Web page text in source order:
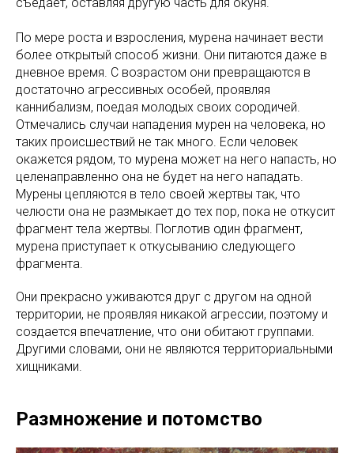
По мере роста и взросления, мурена начинает вести
более открытый способ жизни. Они питаются даже в
дневное время. С возрастом они превращаются в
достаточно агрессивных особей, проявляя
каннибализм, поедая молодых своих сородичей.
Отмечались случаи нападения мурен на человека, но
таких происшествий не так много. Если человек
окажется рядом, то мурена может на него напасть, но
целенаправленно она не будет на него нападать.
Мурены цепляются в тело своей жертвы так, что
челюсти она не размыкает до тех пор, пока не откусит
фрагмент тела жертвы. Поглотив один фрагмент,
мурена приступает к откусыванию следующего
фрагмента.
Они прекрасно уживаются друг с другом на одной
территории, не проявляя никакой агрессии, поэтому и
создается впечатление, что они обитают группами.
Другими словами, они не являются территориальными
хищниками.
Размножение и потомство